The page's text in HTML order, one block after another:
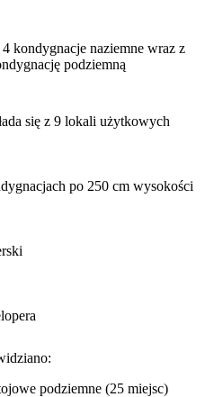
kondygnacje naziemne wraz z
podziemną
się z 9 lokali użytkowych
po 250 cm wysokości
podziemne (25 miejsc)